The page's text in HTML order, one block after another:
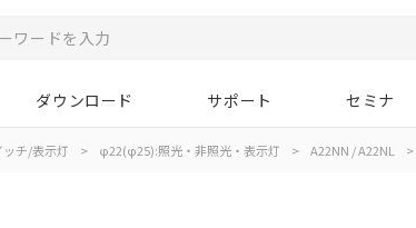
ダウンロード サポート セミナ
チ/表示灯 > φ22(φ25):照光・非照光・表示灯 > A22NN / A22NL >